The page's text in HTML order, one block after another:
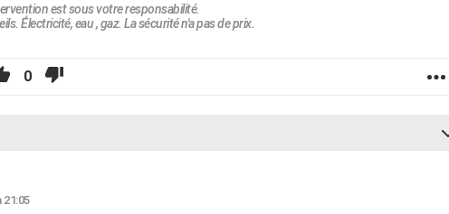
est sous votre responsabilité.
Électricité, eau , gaz. La sécurité n'a pas de prix.
0
21:05